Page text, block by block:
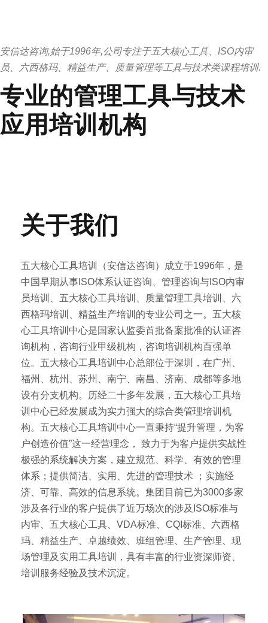
安信达咨询,始于1996年,公司专注于五大核心工具、ISO内审
员、六西格玛、精益生产、质量管理等工具与技术类课程培训.
专业的管理工具与技术
应用培训机构
关于我们
五大核心工具培训（安信达咨询）成立于1996年，是
中国早期从事ISO体系认证咨询、管理咨询与ISO内审
员培训、五大核心工具培训、质量管理工具培训、六
西格玛培训、精益生产培训的专业公司之一。五大核
心工具培训中心是国家认监委首批备案批准的认证咨
询机构，咨询行业甲级机构，咨询培训机构百强单
位。五大核心工具培训中心总部位于深圳，在广州、
福州、杭州、苏州、南宁、南昌、济南、成都等多地
设有分支机构。历经二十多年发展，五大核心工具培
训中心已经发展成为实力强大的综合类管理培训机
构。五大核心工具培训中心一直秉持“提升管理，为客
户创造价值”这一经营理念， 致力于为客户提供实战性
极强的系统解决方案，建立规范、科学、有效的管理
体系；提供简洁、实用、先进的管理技术 ；实施经
济、可靠、高效的信息系统。集团目前已为3000多家
涉及各行业的客户提供了近万场次的涉及ISO标准与
内审、五大核心工具、VDA标准、CQI标准、六西格
玛、精益生产、卓越绩效、班组管理、生产管理、现
场管理及实用工具培训，具有丰富的行业资深师资、
培训服务经验及技术沉淀。